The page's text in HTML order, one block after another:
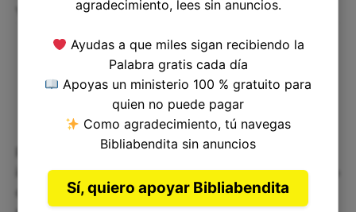
Para aplicar este versículo en nuestra vida, es
importante meditar en él y hacerlo vida en nuestro
día a día. Debemos buscar a Dios en todo
agradecimiento, lees sin anuncios.
Ayudas a que miles sigan recibiendo la
Palabra gratis cada día
Apoyas un ministerio 100 % gratuito para
quien no puede pagar
Como agradecimiento, tú navegas
Bibliabendita sin anuncios
Sí, quiero apoyar Bibliabendita